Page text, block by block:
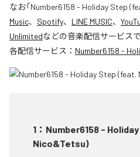
なお「Number6158 - Holiday Step
Music、 Spotify、 LINE MUSIC、
Unlimitedなどの音楽配信サービス
各配信サービス： Number6158 -
1 ： Number6158 -
Nico&Tetsu)